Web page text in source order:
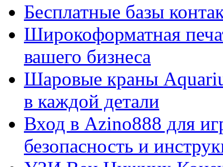
Бесплатные базы
Широкоформатная
вашего бизнеса
Шаровые краны
в каждой детали
Вход в Azino888 для
безопасность и